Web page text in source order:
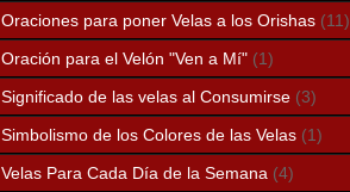
Oraciones para poner Velas a los Orishas (11)
Oración para el Velón "Ven a Mí" (1)
Significado de las velas al Consumirse (3)
Simbolismo de los Colores de las Velas (1)
Velas Para Cada Día de la Semana (4)